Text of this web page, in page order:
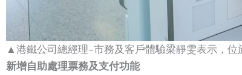
▲港鐵公司總經理–市務及客戶體驗梁靜雯表示，位
新增自助處理票務及支付功能